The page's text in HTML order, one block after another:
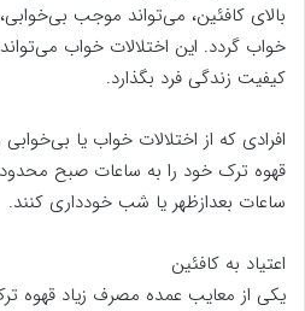
بالای کافئین، می‌تواند موجب
خواب گردد. این اختلالات خواب
کیفیت زندگی فرد بگذارد.
افرادی که از اختلالات خواب یا
قهوه ترک خود را به ساعات صبح
ساعات بعدازظهر یا شب خودداری کنند.
اعتیاد به کافئین
یکی از معایب عمده مصرف زیاد قهوه